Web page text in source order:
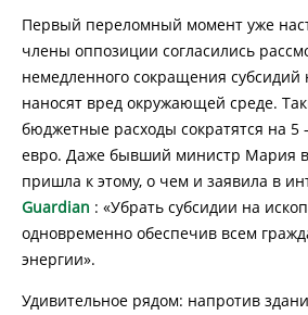
Первый переломный момент уже
члены оппозиции согласились
немедленного сокращения субсидий
наносят вред окружающей среде.
бюджетные расходы сократятся на 5
евро. Даже бывший министр Мария
пришла к этому, о чем и заявила в
Guardian : «Убрать субсидии на
одновременно обеспечив всем
энергии».
Удивительное рядом: напротив